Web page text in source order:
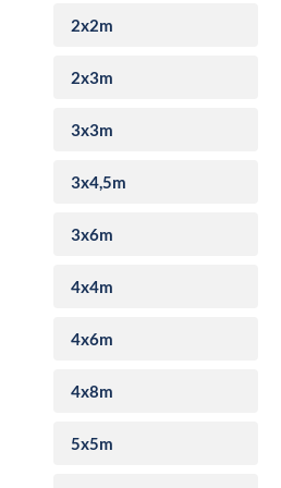
2x2m
2x3m
3x3m
3x4,5m
3x6m
4x4m
4x6m
4x8m
5x5m